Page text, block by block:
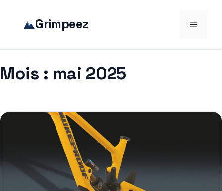
contenu Grimpeez Menu
Mois : mai 2025